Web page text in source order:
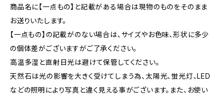
商品名に【一点もの】と記載がある場合は現物のものをそのまま
お送りいたします。
【一点もの】の記載がのない場合は、サイズやお色味、形状に多少
の個体差がございますがご了承ください。
高温多湿と直射日光は避けて保管してください。
天然石は光の影響を大きく受けてしまう為、太陽光、蛍光灯、LED
などの照明により写真と違く見える事がございます。また、お使い